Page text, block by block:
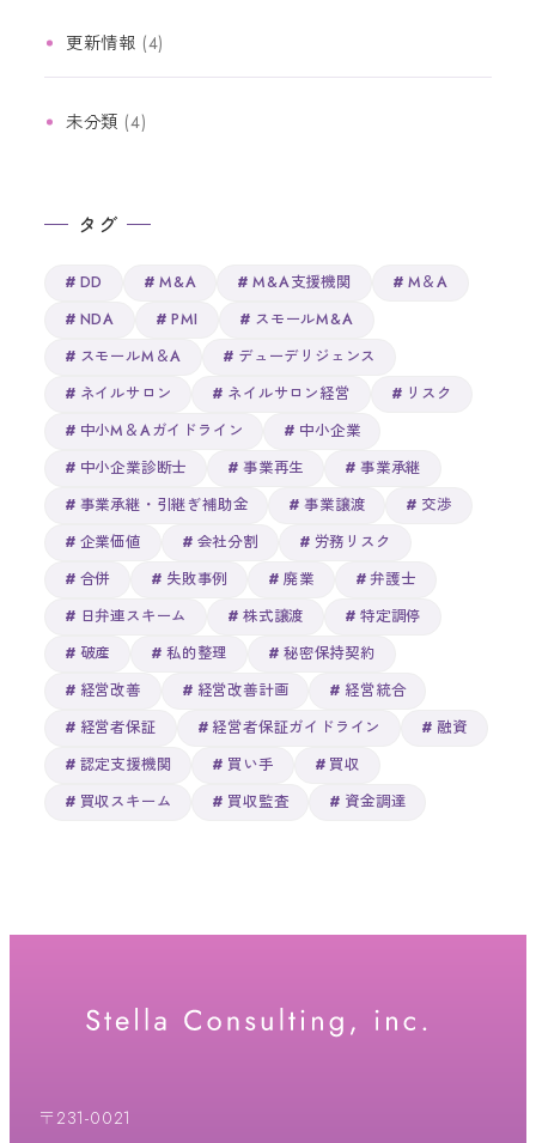
更新情報 (4)
未分類 (4)
タグ
DD M&A M&A支援機関
M＆A
NDA
PMI
スモールM&A
スモールM＆A
デューデリジェンス
ネイルサロン
ネイルサロン経営
リスク
中小M＆Aガイドライン
中小企業
中小企業診断士
事業再生
事業承継
事業承継・引継ぎ補助金
事業譲渡
交渉
企業価値
会社分割
労務リスク
合併
失敗事例 廃業
弁護士
日弁連スキーム
株式譲渡
特定調停
破産
私的整理
秘密保持契約
経営改善
経営改善計画
経営統合
経営者保証
経営者保証ガイドライン
融資
認定支援機関
買い手
買収
買収スキーム
買収監査 資金調達
〒231-0021